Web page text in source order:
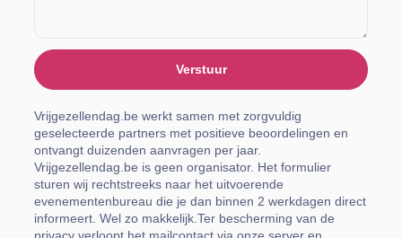
Verstuur
Vrijgezellendag.be werkt samen met zorgvuldig
geselecteerde partners met positieve beoordelingen en
ontvangt duizenden aanvragen per jaar.
Vrijgezellendag.be is geen organisator. Het formulier
sturen wij rechtstreeks naar het uitvoerende
evenementenbureau die je dan binnen 2 werkdagen direct
informeert. Wel zo makkelijk.Ter bescherming van de